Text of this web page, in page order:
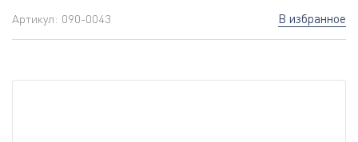
Артикул: 090-0043 В избранное